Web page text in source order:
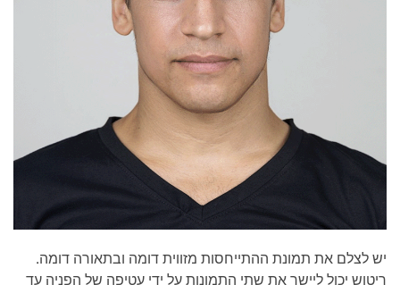
יש לצלם את תמונת ההתייחסות מזווית דומה ובתאורה דומה.
ריטוש יכול ליישר את שתי התמונות על ידי עטיפה של הפניה עד